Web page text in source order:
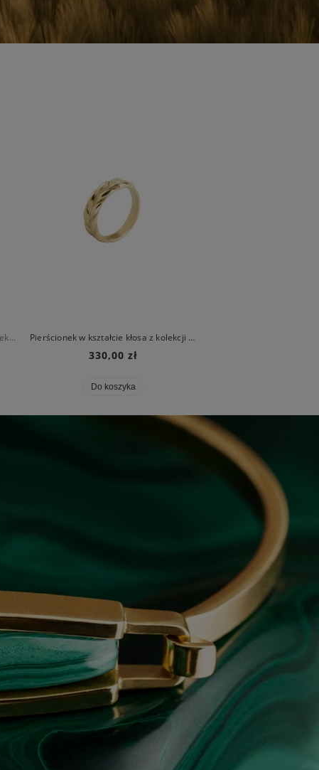
Limitowana pleciona bransoleta z kolekcji Bery Pierścionek w kształcie kłosa z kolekcji Bery
330,00 zł
Do koszyka